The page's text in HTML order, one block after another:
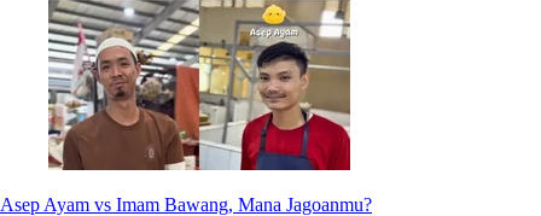
Asep Ayam vs Imam Bawang, Mana Jagoanmu?